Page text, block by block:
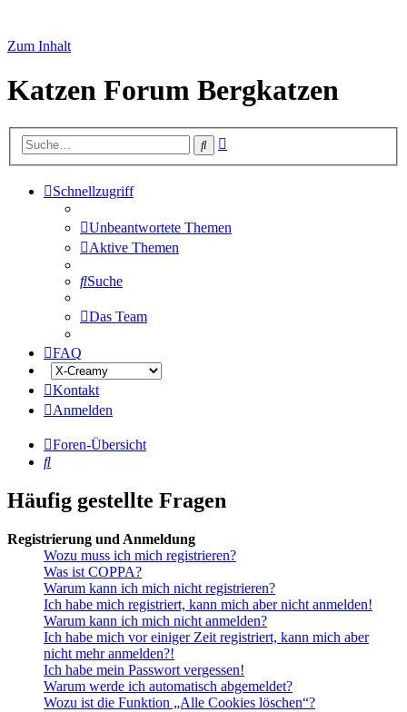
Zum Inhalt
Katzen Forum Bergkatzen
Suche
Schnellzugriff
Unbeantwortete Themen
Aktive Themen
Suche
Das Team
FAQ
Kontakt
Anmelden
Foren-Übersicht
Suche
Häufig gestellte Fragen
Registrierung und Anmeldung
Wozu muss ich mich registrieren?
Was ist COPPA?
Warum kann ich mich nicht registrieren?
Ich habe mich registriert, kann mich aber nicht anmelden!
Warum kann ich mich nicht anmelden?
Ich habe mich vor einiger Zeit registriert, kann mich aber
nicht mehr anmelden?!
Ich habe mein Passwort vergessen!
Warum werde ich automatisch abgemeldet?
Wozu ist die Funktion „Alle Cookies löschen“?